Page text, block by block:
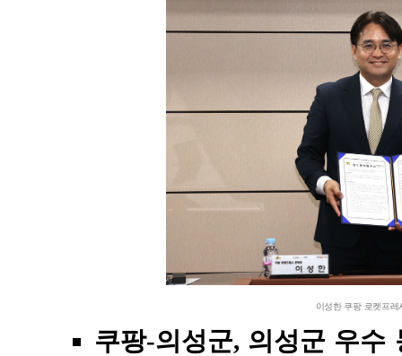
이성한 쿠팡 로켓프
쿠팡-의성군, 의성군 우수